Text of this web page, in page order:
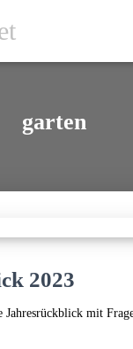
garten
2023
mit